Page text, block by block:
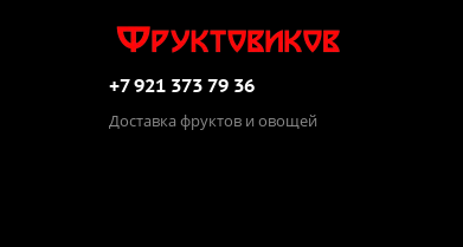
+7 921 373 79 36
Доставка фруктов и овощей